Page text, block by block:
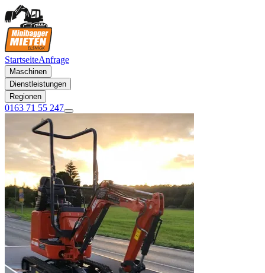
StartseiteAnfrage
Maschinen
Dienstleistungen
Regionen
0163 71 55 247